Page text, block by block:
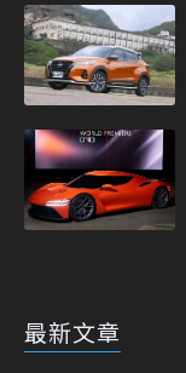
最新文章